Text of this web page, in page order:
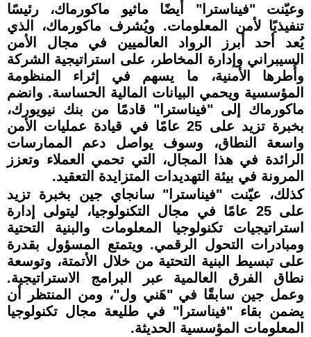
وعيّنت "فيناسترا" أيضًا ماثيو ماكورماك، رئيسًا
تنفيذيًا لأمن المعلومات. ويُشرف ماكورماك، الذي
يُعد أحد أبرز الرواد العالميين في مجال الأمن
السيبراني وإدارة المخاطر، على استراتيجية الشركة
وأُطرها الأمنية، ما يسهم في إثراء المنظومة
المؤسسية ويحمي البيانات المالية الحساسة. وانضم
ماكورماك إلى "فيناسترا" قادمًا من بنك نيويورك،
بخبرة تزيد على 25 عامًا في قيادة عمليات الأمن
واسعة النطاق، وسوف يواصل دعم الممارسات
الرائدة في هذا المجال، التي تحمي العملاء وتعزز
المرونة في بيئة التهديدات المتزايدة التعقيد.
كذلك، عيّنت "فيناسترا" سانجاي جين بخبرة تزيد
على 25 عامًا في مجال التكنولوجيا، ليتولى إدارة
استراتيجيات تكنولوجيا المعلومات والبنية التحتية
ومبادرات التحول الرقمي. ويتمتع المسؤول بقدرة
على تبسيط البنية التحتية من خلال الأتمتة، وتوسعة
نطاق الفرق العالمية عبر البرامج الاستراتيجية.
وعمل جين سابقًا في "هَني ول"، ومن المنتظر أن
يضمن بقاء "فيناسترا" في طليعة مجال تكنولوجيا
المعلومات المؤسسية الحديثة.